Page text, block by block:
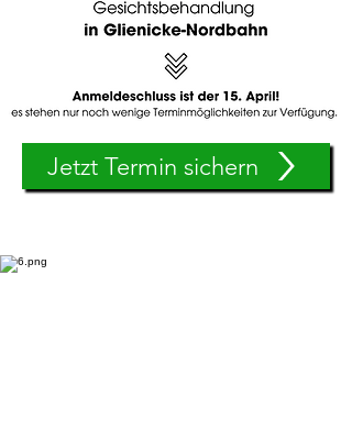
Jetzt Termin sichern